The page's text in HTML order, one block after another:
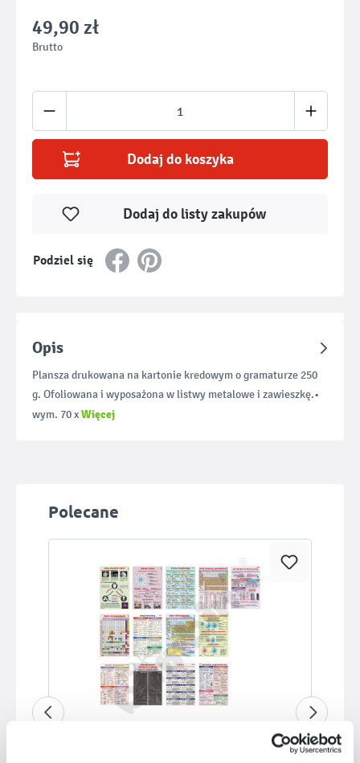
49,90 zł
Brutto
Ilość produktu: Wprowadź żądaną ilość
Dodaj do koszyka
Podziel się
Dodaj do listy zakupów
Opis
Plansza drukowana na kartonie kredowym o gramaturze 250
g. Ofoliowana i wyposażona w listwy metalowe i zawieszkę.•
wym. 70 xWięcej
Pomiń galerię produktów
Polecane